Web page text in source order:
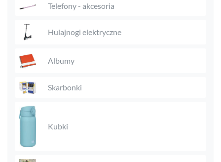
Telefony - akcesoria
Hulajnogi elektryczne
Albumy
Skarbonki
Kubki